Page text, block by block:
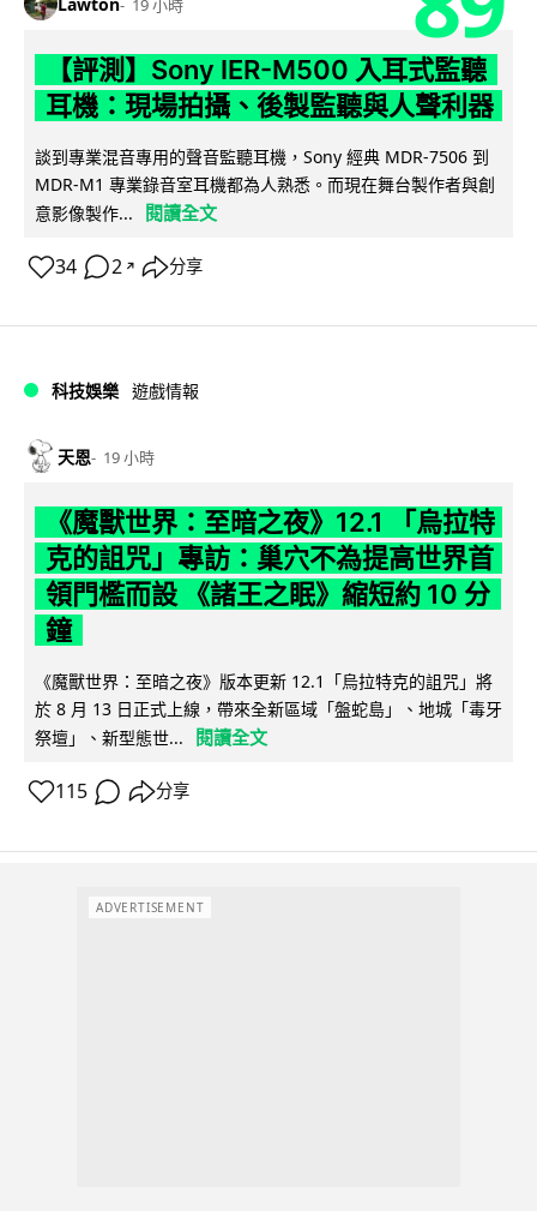
【評測】Sony IER-M500 入耳式監聽
耳機：現場拍攝、後製監聽與人聲利器
談到專業混音專用的聲音監聽耳機，Sony 經典 MDR-7506 到
MDR-M1 專業錄音室耳機都為人熟悉。而現在舞台製作者與創
意影像製作...
閱讀全文
34 2 ↗ 分享
科技娛樂 遊戲情報
天恩 19 小時
《魔獸世界：至暗之夜》12.1 「烏拉特
克的詛咒」專訪：巢穴不為提高世界首
領門檻而設 《諸王之眠》縮短約 10 分
鐘
《魔獸世界：至暗之夜》版本更新 12.1「烏拉特克的詛咒」將
於 8 月 13 日正式上線，帶來全新區域「盤蛇島」、地城「毒牙
祭壇」、新型態世...
閱讀全文
115 分享
ADVERTISEMENT